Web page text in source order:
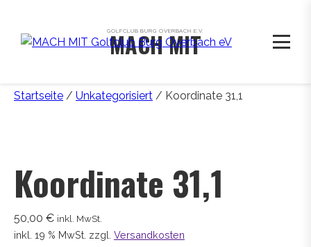
GOLFCLUB BURG OVERBACH E.V.
MACH MIT
Startseite / Unkategorisiert / Koordinate 31,1
Koordinate 31,1
50,00 € inkl. MwSt.
inkl. 19 % MwSt. zzgl. Versandkosten